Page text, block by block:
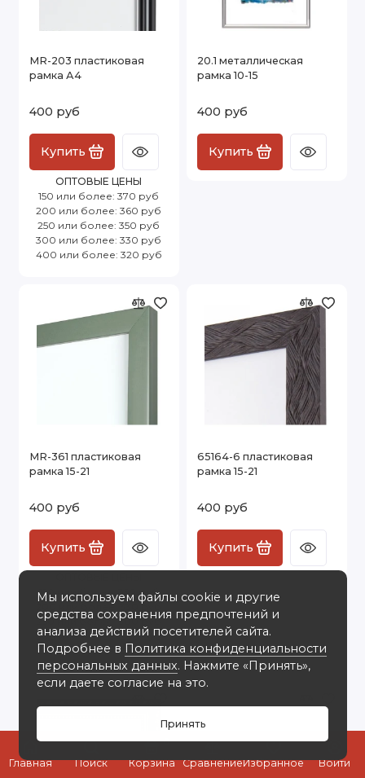
Главная Поиск Корзина
0
СравнениеИзбранное Войти
MR-203 пластиковая
рамка А4
400 руб
Купить
ОПТОВЫЕ ЦЕНЫ
150 или более: 370 руб
200 или более: 360 руб
250 или более: 350 руб
300 или более: 330 руб
400 или более: 320 руб
20.1 металлическая
рамка 10-15
400 руб
Купить
MR-361 пластиковая
рамка 15-21
400 руб
Купить
150 или более: 350 руб
200 или более: 330 руб
250 или более: 300 руб
300 или более: 280 руб
350 или более: 250 руб
65164-6 пластиковая
рамка 15-21
400 руб
Купить
Мы используем файлы cookie и другие
средства сохранения предпочтений и
анализа действий посетителей сайта.
Подробнее в Политика конфиденциальности
персональных данных. Нажмите «Принять»,
если даете согласие на это.
Принять